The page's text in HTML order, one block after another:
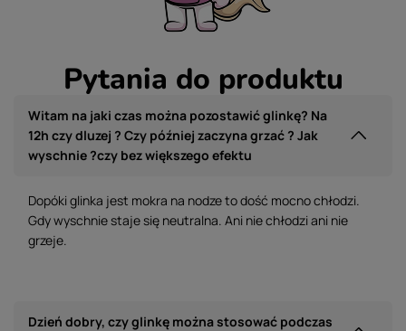
Pytania do produktu
Witam na jaki czas można pozostawić glinkę? Na
12h czy dluzej ? Czy później zaczyna grzać ? Jak
wyschnie ?czy bez większego efektu
Dopóki glinka jest mokra na nodze to dość mocno chłodzi.
Gdy wyschnie staje się neutralna. Ani nie chłodzi ani nie
grzeje.
Dzień dobry, czy glinkę można stosować podczas